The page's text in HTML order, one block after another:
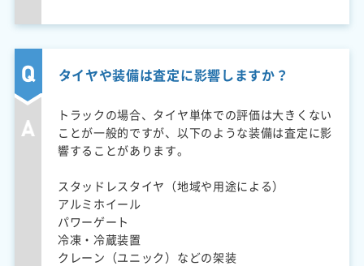
タイヤや装備は査定に影響しますか？
トラックの場合、タイヤ単体での評価は大きくない
ことが一般的ですが、以下のような装備は査定に影
響することがあります。
スタッドレスタイヤ（地域や用途による）
アルミホイール
パワーゲート
冷凍・冷蔵装置
クレーン（ユニック）などの架装